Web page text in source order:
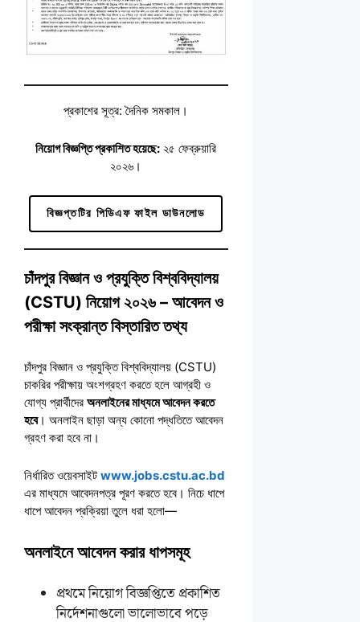
প্রকাশের সূত্র: দৈনিক সমকাল।
নিয়োগ বিজ্ঞপ্তি প্রকাশিত হয়েছে: ২৫ ফেব্রুয়ারি
২০২৬।
বিজ্ঞপ্তটির পিডিএফ ফাইল ডাউনলোড
চাঁদপুর বিজ্ঞান ও প্রযুক্তি বিশ্ববিদ্যালয়
(CSTU) নিয়োগ ২০২৬ – আবেদন ও
পরীক্ষা সংক্রান্ত বিস্তারিত তথ্য
চাঁদপুর বিজ্ঞান ও প্রযুক্তি বিশ্ববিদ্যালয় (CSTU)
চাকরির পরীক্ষায় অংশগ্রহণ করতে হলে আগ্রহী ও
যোগ্য প্রার্থীদের অনলাইনের মাধ্যমে আবেদন করতে
হবে। অনলাইন ছাড়া অন্য কোনো পদ্ধতিতে আবেদন
গ্রহণ করা হবে না।
নির্ধারিত ওয়েবসাইট www.jobs.cstu.ac.bd
এর মাধ্যমে আবেদনপত্র পূরণ করতে হবে। নিচে ধাপে
ধাপে আবেদন প্রক্রিয়া তুলে ধরা হলো—
অনলাইনে আবেদন করার ধাপসমূহ
প্রথমে নিয়োগ বিজ্ঞপ্তিতে প্রকাশিত
নির্দেশনাগুলো ভালোভাবে পড়ে